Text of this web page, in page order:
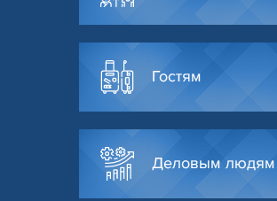
Гостям
Деловым людям